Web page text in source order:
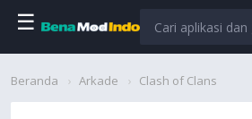
☰
Beranda
Beranda Arkade Clash of Clans